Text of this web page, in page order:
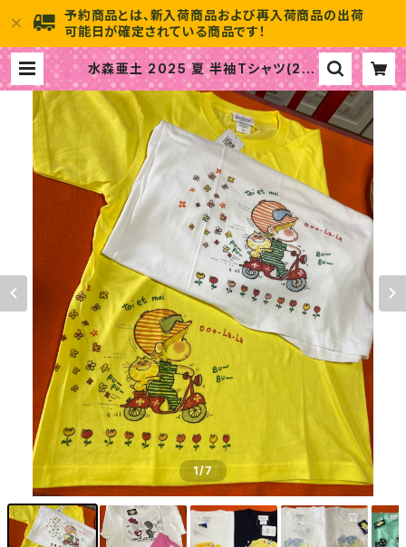
予約商品とは、新入荷商品および再入荷商品の出荷
可能日が確定されている商品です！
水森亜土 2025 夏 半袖Tシャツ(2) |
水森亜土のおもちゃ箱画廊 official
1/7